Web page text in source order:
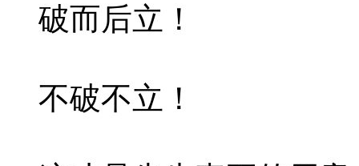
破而后立！
不破不立！